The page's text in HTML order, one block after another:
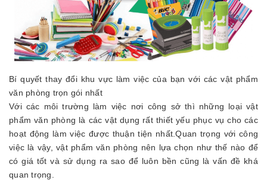
Bí quyết thay đổi khu vực làm việc của bạn với các vật phẩm
văn phòng trọn gói nhất
Với các môi trường làm việc nơi công sở thì những loại vật
phẩm văn phòng là các vật dụng rất thiết yếu phục vụ cho các
hoạt động làm việc được thuận tiện nhất.Quan trọng với công
việc là vậy, vật phẩm văn phòng nên lựa chọn như thế nào để
có giá tốt và sử dụng ra sao để luôn bền cũng là vấn đề khá
quan trọng.